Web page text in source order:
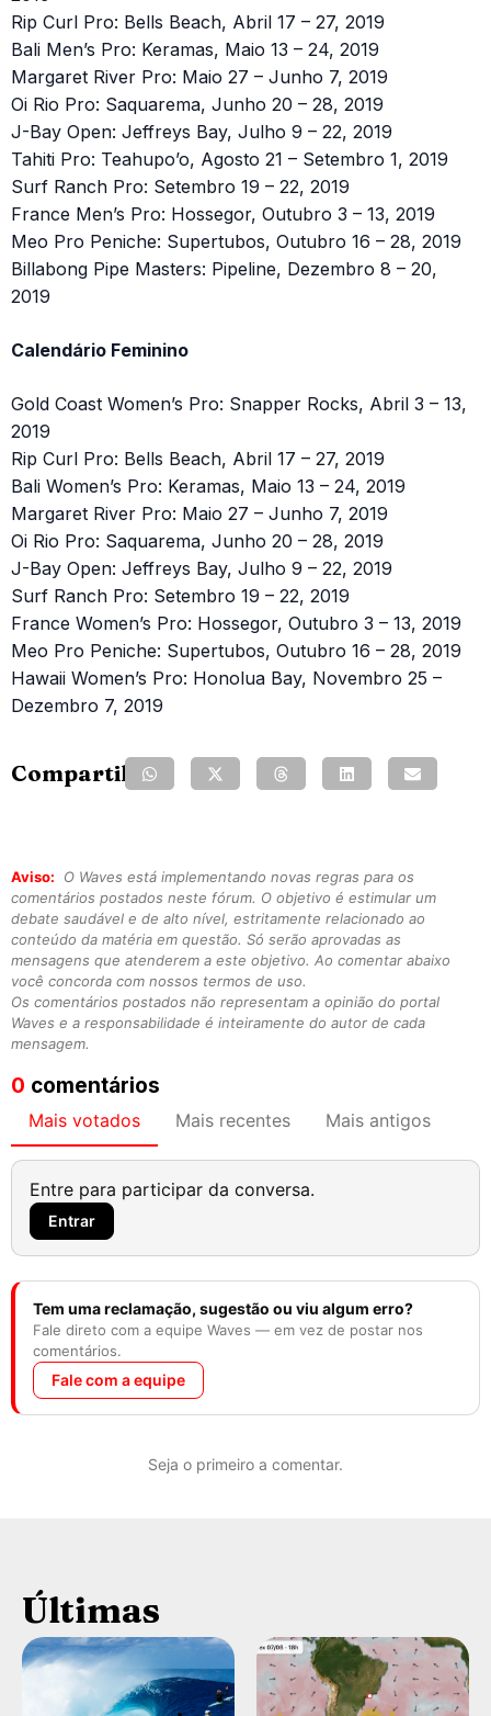
Rip Curl Pro: Bells Beach, Abril 17 – 27, 2019
Bali Men’s Pro: Keramas, Maio 13 – 24, 2019
Margaret River Pro: Maio 27 – Junho 7, 2019
Oi Rio Pro: Saquarema, Junho 20 – 28, 2019
J-Bay Open: Jeffreys Bay, Julho 9 – 22, 2019
Tahiti Pro: Teahupo’o, Agosto 21 – Setembro 1, 2019
Surf Ranch Pro: Setembro 19 – 22, 2019
France Men’s Pro: Hossegor, Outubro 3 – 13, 2019
Meo Pro Peniche: Supertubos, Outubro 16 – 28, 2019
Billabong Pipe Masters: Pipeline, Dezembro 8 – 20,
2019
Calendário Feminino
Gold Coast Women’s Pro: Snapper Rocks, Abril 3 – 13,
2019
Rip Curl Pro: Bells Beach, Abril 17 – 27, 2019
Bali Women’s Pro: Keramas, Maio 13 – 24, 2019
Margaret River Pro: Maio 27 – Junho 7, 2019
Oi Rio Pro: Saquarema, Junho 20 – 28, 2019
J-Bay Open: Jeffreys Bay, Julho 9 – 22, 2019
Surf Ranch Pro: Setembro 19 – 22, 2019
France Women’s Pro: Hossegor, Outubro 3 – 13, 2019
Meo Pro Peniche: Supertubos, Outubro 16 – 28, 2019
Hawaii Women’s Pro: Honolua Bay, Novembro 25 –
Dezembro 7, 2019
Compartilhe:
Aviso:
O Waves está implementando novas regras para os
comentários postados neste fórum. O objetivo é estimular um
debate saudável e de alto nível, estritamente relacionado ao
conteúdo da matéria em questão. Só serão aprovadas as
mensagens que atenderem a este objetivo. Ao comentar abaixo
você concorda com nossos termos de uso.
Os comentários postados não representam a opinião do portal
Waves e a responsabilidade é inteiramente do autor de cada
mensagem.
0 comentários
Mais votados Mais recentes Mais antigos
Entre para participar da conversa.
Entrar
Tem uma reclamação, sugestão ou viu algum erro?
Fale direto com a equipe Waves — em vez de postar nos
comentários.
Fale com a equipe
Seja o primeiro a comentar.
Últimas